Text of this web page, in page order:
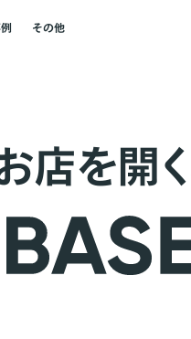
その他
店を開